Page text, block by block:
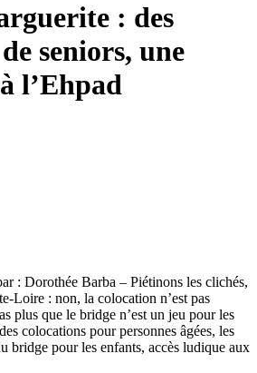
: des
seniors, une
l’Ehpad
: Dorothée Barba – Piétinons les clichés,
Loire : non, la colocation n’est pas
plus que le bridge n’est un jeu pour les
colocations pour personnes âgées, les
bridge pour les enfants, accès ludique aux